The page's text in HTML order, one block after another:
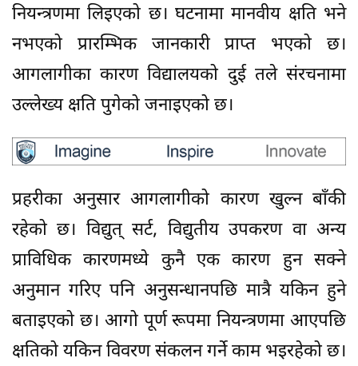
नियन्त्रणमा लिइएको छ। घटनामा मानवीय क्षति भने
नभएको प्रारम्भिक जानकारी प्राप्त भएको छ।
आगलागीका कारण विद्यालयको दुई तले संरचनामा
उल्लेख्य क्षति पुगेको जनाइएको छ।
प्रहरीका अनुसार आगलागीको कारण खुल्न बाँकी
रहेको छ। विद्युत् सर्ट, विद्युतीय उपकरण वा अन्य
प्राविधिक कारणमध्ये कुनै एक कारण हुन सक्ने
अनुमान गरिए पनि अनुसन्धानपछि मात्रै यकिन हुने
बताइएको छ। आगो पूर्ण रूपमा नियन्त्रणमा आएपछि
क्षतिको यकिन विवरण संकलन गर्ने काम भइरहेको छ।